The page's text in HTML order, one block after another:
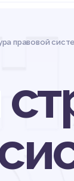
правовой